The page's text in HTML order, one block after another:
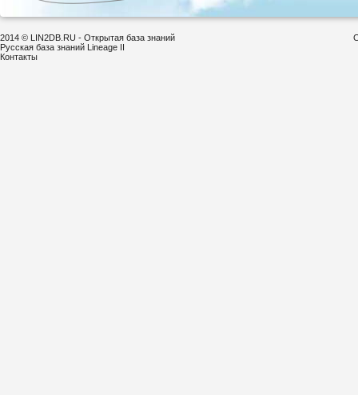
2014 © LIN2DB.RU - Открытая база знаний
Русская база знаний Lineage II
Контакты